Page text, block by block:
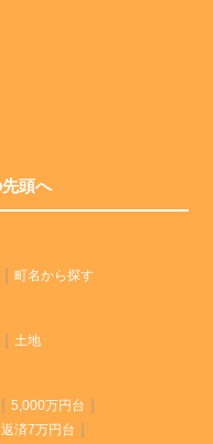
頭へ
町名から探す
土地
5,000万円台
済7万円台